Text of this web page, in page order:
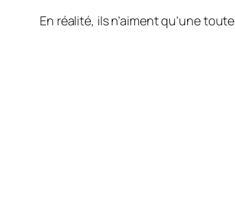
En réalité, ils n’aiment qu’une